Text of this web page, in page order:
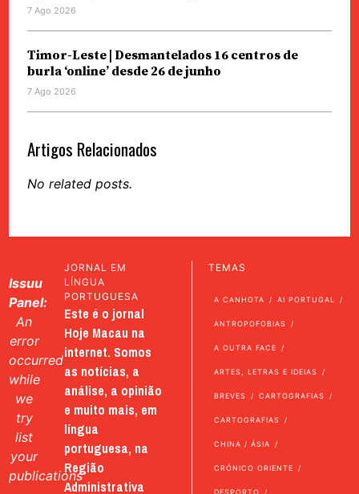
7 Ago 2026
Timor-Leste | Desmantelados 16 centros de
burla ‘online’ desde 26 de junho
7 Ago 2026
Artigos Relacionados
No related posts.
Issuu
Panel:
An
error
occurred
while
we
try
list
your
publications
JORNAL EM
LÍNGUA
PORTUGUESA
Este é o jornal
Hoje Macau na
internet. Somos
as notícias, a
análise, a opinião
e muito mais, em
língua
portuguesa, na
Região
Administrativa
TEMAS
A CANHOTA AI PORTUGAL
ANTROPOFOBIAS
A OUTRA FACE
ARTES, LETRAS E IDEIAS
BREVES CARTOGRAFIAS
CARTOGRAFIAS
CHINA / ÁSIA
CRÓNICO ORIENTE